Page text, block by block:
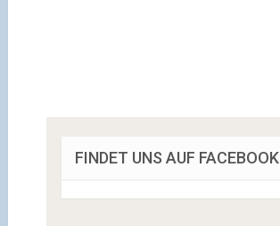
FINDET UNS AUF FACEBOOK